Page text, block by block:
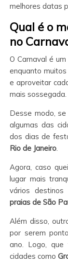
melhores datas
Qual é o
no
O Carnaval é
enquanto
e aproveitar
mais sossegada.
Desse modo,
algumas das
dos dias de
Rio de Janeiro.
Agora, caso
lugar mais
vários
praias de São
Além disso,
por serem
ano. Logo,
cidades como